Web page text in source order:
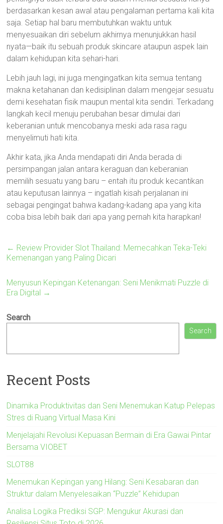
berdasarkan kesan awal atau pengalaman pertama kali kita
saja. Setiap hal baru membutuhkan waktu untuk
menyesuaikan diri sebelum akhirnya menunjukkan hasil
nyata—baik itu sebuah produk skincare ataupun aspek lain
dalam kehidupan kita sehari-hari.
Lebih jauh lagi, ini juga mengingatkan kita semua tentang
makna ketahanan dan kedisiplinan dalam mengejar sesuatu
demi kesehatan fisik maupun mental kita sendiri. Terkadang
langkah kecil menuju perubahan besar dimulai dari
keberanian untuk mencobanya meski ada rasa ragu
menyelimuti hati kita.
Akhir kata, jika Anda mendapati diri Anda berada di
persimpangan jalan antara keraguan dan keberanian
memilih sesuatu yang baru – entah itu produk kecantikan
atau keputusan lainnya – ingatlah kisah perjalanan ini
sebagai pengingat bahwa kadang-kadang apa yang kita
coba bisa lebih baik dari apa yang pernah kita harapkan!
← Review Provider Slot Thailand: Memecahkan Teka-Teki
Kemenangan yang Paling Dicari
Menyusun Kepingan Ketenangan: Seni Menikmati Puzzle di
Era Digital →
Search
Search
Recent Posts
Dinamika Produktivitas dan Seni Menemukan Katup Pelepas
Stres di Ruang Virtual Masa Kini
Menjelajahi Revolusi Kepuasan Bermain di Era Gawai Pintar
Bersama VIOBET
SLOT88
Menemukan Kepingan yang Hilang: Seni Kesabaran dan
Struktur dalam Menyelesaikan “Puzzle” Kehidupan
Analisa Logika Prediksi SGP: Mengukur Akurasi dan